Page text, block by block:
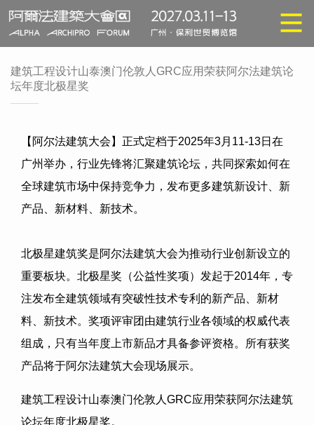
建筑工程设计山泰澳门伦敦人GRC应用荣获阿尔法建筑论
坛年度北极星奖
【阿尔法建筑大会】正式定档于2025年3月 11-13日在
广州举办，行业先锋将汇聚建筑论坛，共同探索如何在
全球建筑市场中保持竞争力，发布更多建筑新设计、新
产品、新材料、新技术。
北极星建筑奖是阿尔法建筑大会为推动行业创新设立的
重要板块。北极星奖（公益性奖项）发起于2014年，专
注发布全建筑领域有突破性技术专利的新产品、新材
料、新技术。奖项评审团由建筑行业各领域的权威代表
组成，只有当年度上市新品才具备参评资格。所有获奖
产品将于阿尔法建筑大会现场展示。
建筑工程设计山泰澳门伦敦人GRC应用荣获阿尔法建筑
论坛年度北极星奖。